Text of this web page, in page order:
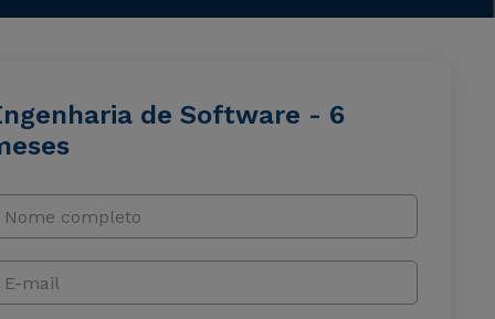
de Software - 6
Nome completo
E-mail